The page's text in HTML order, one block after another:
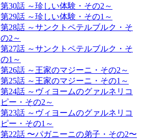
第30話 ～珍しい体験・その2～
第29話 ～珍しい体験・その1～
第28話 ～サンクトペテルブルク・そ
の2～
第27話 ～サンクトペテルブルク・そ
の1～
第26話 ～王家のマジーニ・その2～
第25話 ～王家のマジーニ・その1～
第24話 ～ヴィヨームのグァルネリコ
ピー・その2～
第23話 ～ヴィヨームのグァルネリコ
ピー・その1～
第22話 〜パガニーニの弟子・その2〜